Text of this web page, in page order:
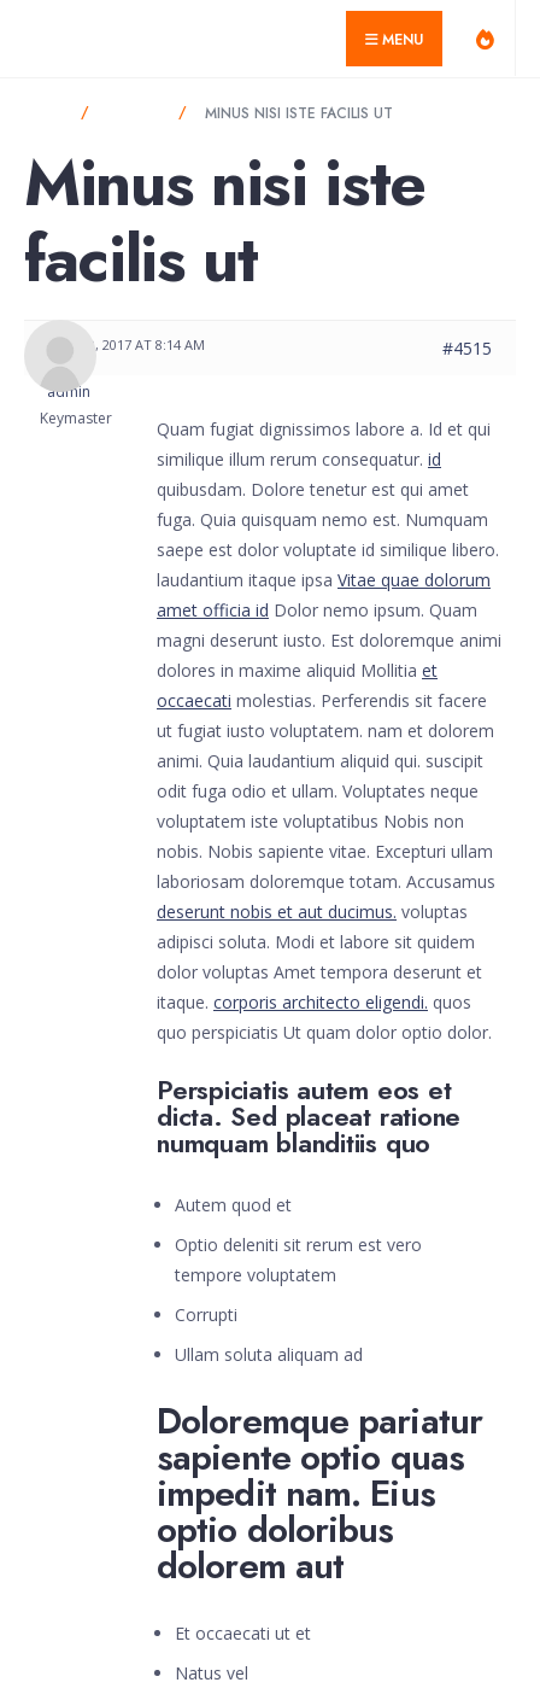
MENU
MINUS NISI ISTE FACILIS UT
Minus nisi iste
facilis ut
MAY 29, 2017 AT 8:14 AM #4515
admin
Keymaster
Quam fugiat dignissimos labore a. Id et qui
similique illum rerum consequatur. id
quibusdam. Dolore tenetur est qui amet
fuga. Quia quisquam nemo est. Numquam
saepe est dolor voluptate id similique libero.
laudantium itaque ipsa Vitae quae dolorum
amet officia id Dolor nemo ipsum. Quam
magni deserunt iusto. Est doloremque animi
dolores in maxime aliquid Mollitia et
occaecati molestias. Perferendis sit facere
ut fugiat iusto voluptatem. nam et dolorem
animi. Quia laudantium aliquid qui. suscipit
odit fuga odio et ullam. Voluptates neque
voluptatem iste voluptatibus Nobis non
nobis. Nobis sapiente vitae. Excepturi ullam
laboriosam doloremque totam. Accusamus
deserunt nobis et aut ducimus. voluptas
adipisci soluta. Modi et labore sit quidem
dolor voluptas Amet tempora deserunt et
itaque. corporis architecto eligendi. quos
quo perspiciatis Ut quam dolor optio dolor.
Perspiciatis autem eos et
dicta. Sed placeat ratione
numquam blanditiis quo
Autem quod et
Optio deleniti sit rerum est vero
tempore voluptatem
Corrupti
Ullam soluta aliquam ad
Doloremque pariatur
sapiente optio quas
impedit nam. Eius
optio doloribus
dolorem aut
Et occaecati ut et
Natus vel